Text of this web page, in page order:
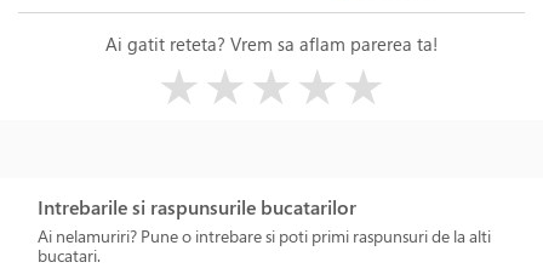
Ai gatit reteta? Vrem sa aflam parerea ta!
★★★★★
Intrebarile si raspunsurile bucatarilor
Ai nelamuriri? Pune o intrebare si poti primi raspunsuri de la alti
bucatari.